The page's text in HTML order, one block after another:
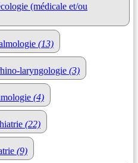
(médicale et/ou
(13)
laryngologie (3)
(4)
(22)
(9)